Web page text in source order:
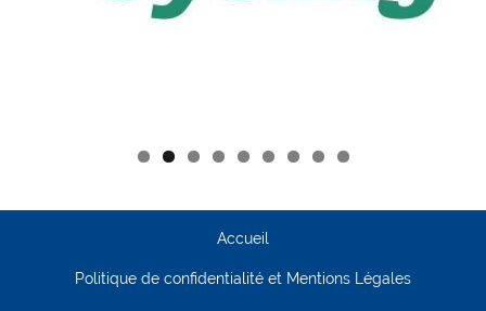
Accueil
Politique de confidentialité et Mentions Légales